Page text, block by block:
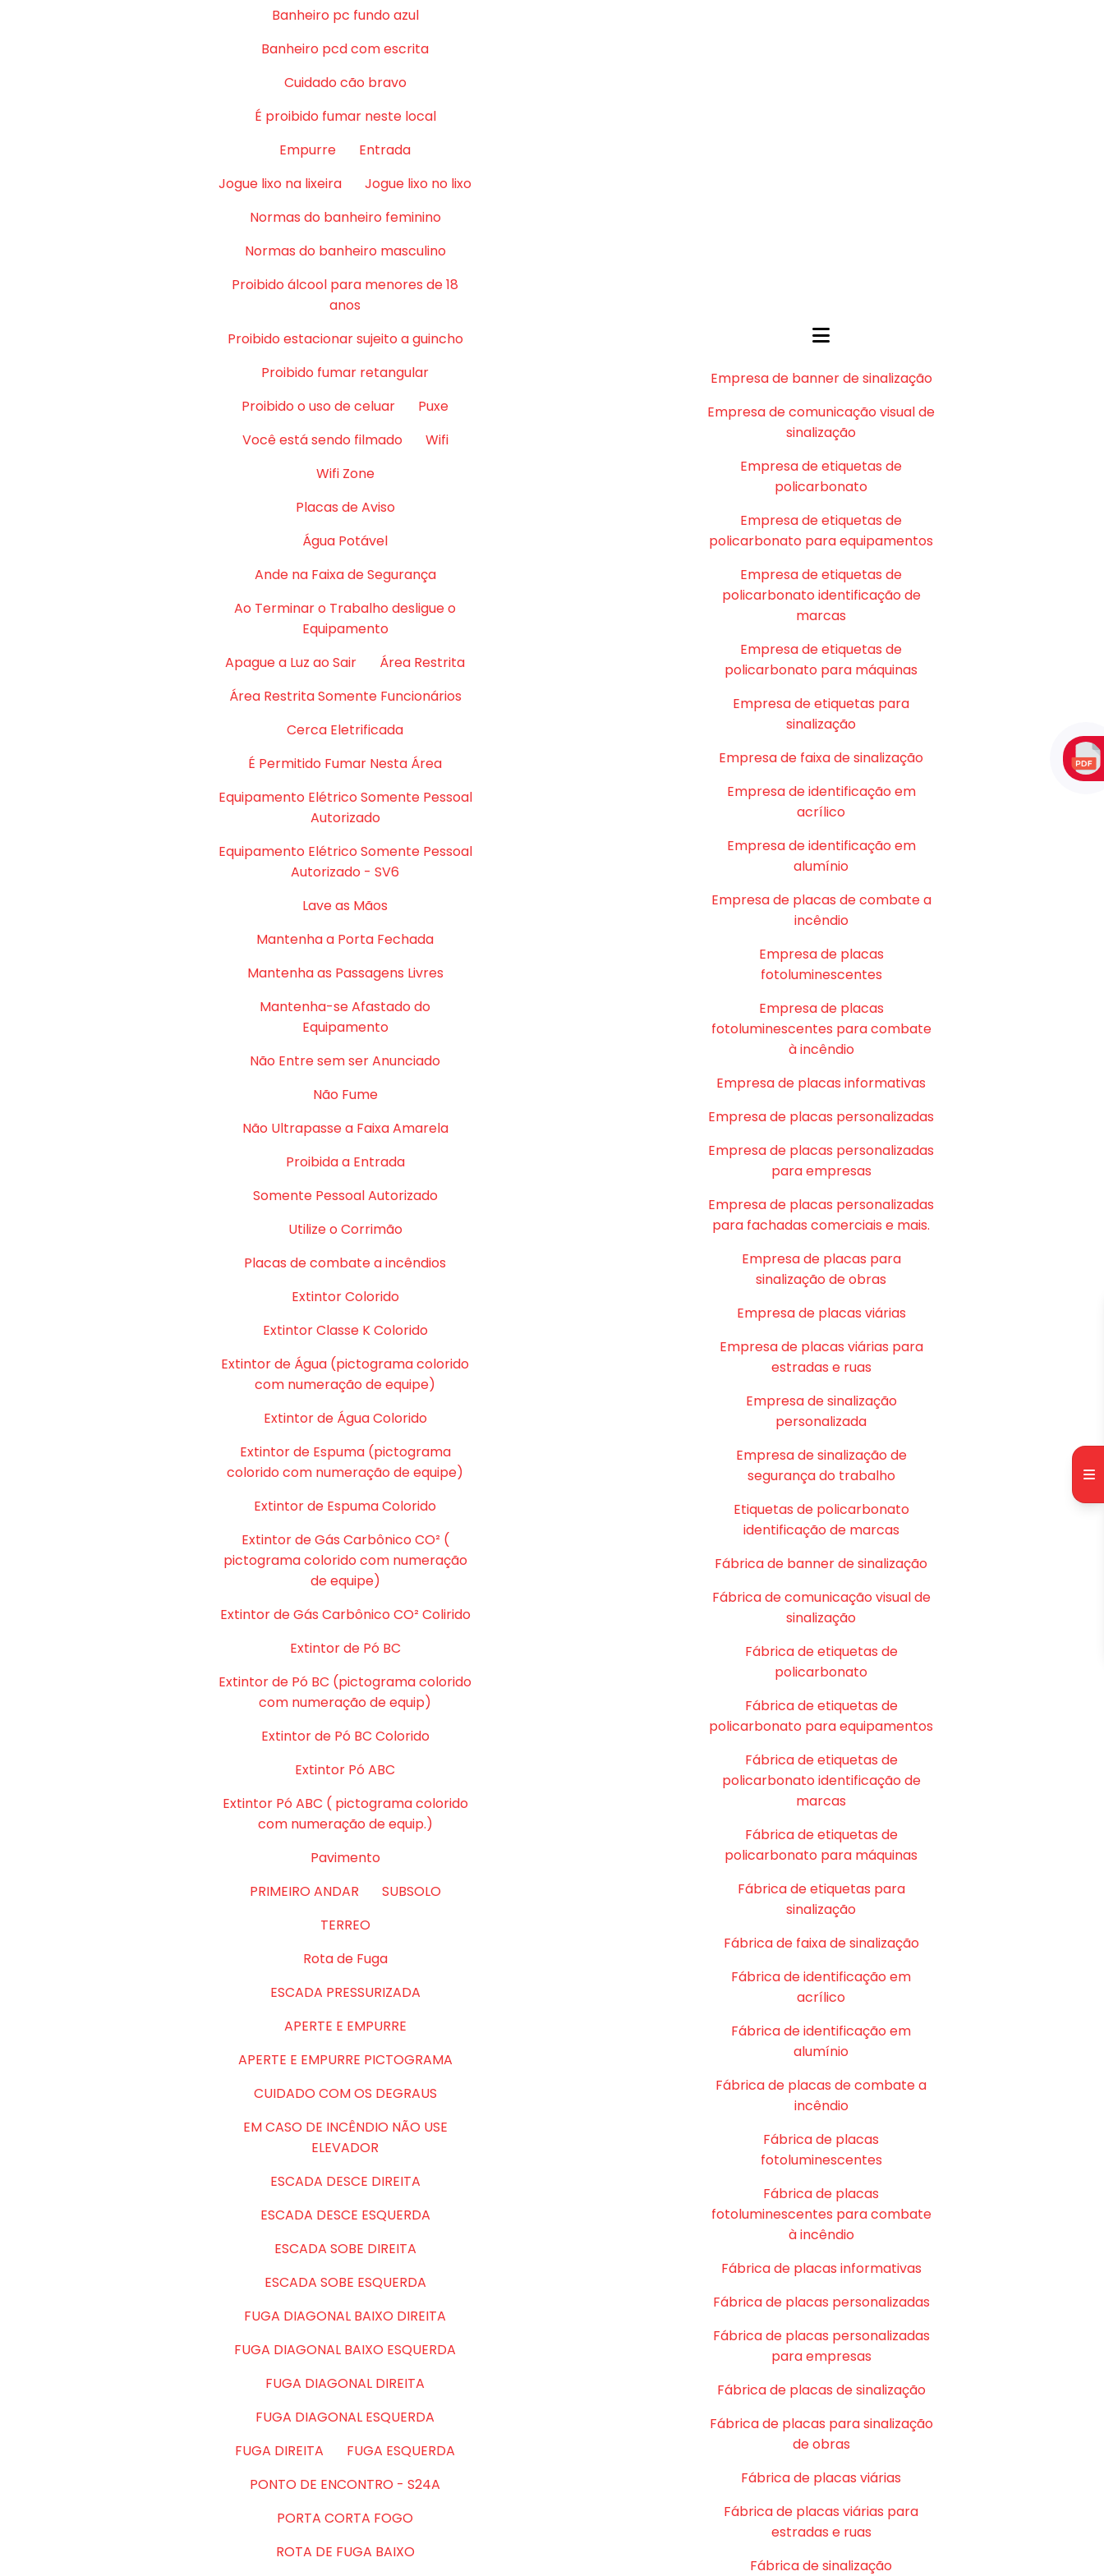
Banheiro pc fundo azul
Banheiro pcd com escrita
Cuidado cão bravo
É proibido fumar neste local
Empurre
Entrada
Jogue lixo na lixeira
Jogue lixo no lixo
Normas do banheiro feminino
Normas do banheiro masculino
Proibido álcool para menores de 18
anos
Proibido estacionar sujeito a guincho
Proibido fumar retangular
Proibido o uso de celuar
Puxe
Você está sendo filmado
Wifi
Wifi Zone
Placas de Aviso
Água Potável
Ande na Faixa de Segurança
Ao Terminar o Trabalho desligue o
Equipamento
Apague a Luz ao Sair
Área Restrita
Área Restrita Somente Funcionários
Cerca Eletrificada
É Permitido Fumar Nesta Área
Equipamento Elétrico Somente Pessoal
Autorizado
Equipamento Elétrico Somente Pessoal
Autorizado - SV6
Lave as Mãos
Mantenha a Porta Fechada
Mantenha as Passagens Livres
Mantenha-se Afastado do
Equipamento
Não Entre sem ser Anunciado
Não Fume
Não Ultrapasse a Faixa Amarela
Proibida a Entrada
Somente Pessoal Autorizado
Utilize o Corrimão
Placas de combate a incêndios
Extintor Colorido
Extintor Classe K Colorido
Extintor de Água (pictograma colorido
com numeração de equipe)
Extintor de Água Colorido
Extintor de Espuma (pictograma
colorido com numeração de equipe)
Extintor de Espuma Colorido
Extintor de Gás Carbônico CO² (
pictograma colorido com numeração
de equipe)
Extintor de Gás Carbônico CO² Colirido
Extintor de Pó BC
Extintor de Pó BC (pictograma colorido
com numeração de equip)
Extintor de Pó BC Colorido
Extintor Pó ABC
Extintor Pó ABC ( pictograma colorido
com numeração de equip.)
Pavimento
PRIMEIRO ANDAR
SUBSOLO
TERREO
Rota de Fuga
ESCADA PRESSURIZADA
APERTE E EMPURRE
APERTE E EMPURRE PICTOGRAMA
CUIDADO COM OS DEGRAUS
EM CASO DE INCÊNDIO NÃO USE
ELEVADOR
ESCADA DESCE DIREITA
ESCADA DESCE ESQUERDA
ESCADA SOBE DIREITA
ESCADA SOBE ESQUERDA
FUGA DIAGONAL BAIXO DIREITA
FUGA DIAGONAL BAIXO ESQUERDA
FUGA DIAGONAL DIREITA
FUGA DIAGONAL ESQUERDA
FUGA DIREITA
FUGA ESQUERDA
PONTO DE ENCONTRO - S24A
PORTA CORTA FOGO
ROTA DE FUGA BAIXO
Empresa de banner de sinalização
Empresa de comunicação visual de
sinalização
Empresa de etiquetas de
policarbonato
Empresa de etiquetas de
policarbonato para equipamentos
Empresa de etiquetas de
policarbonato identificação de
marcas
Empresa de etiquetas de
policarbonato para máquinas
Empresa de etiquetas para
sinalização
Empresa de faixa de sinalização
Empresa de identificação em
acrílico
Empresa de identificação em
alumínio
Empresa de placas de combate a
incêndio
Empresa de placas
fotoluminescentes
Empresa de placas
fotoluminescentes para combate
à incêndio
Empresa de placas informativas
Empresa de placas personalizadas
Empresa de placas personalizadas
para empresas
Empresa de placas personalizadas
para fachadas comerciais e mais.
Empresa de placas para
sinalização de obras
Empresa de placas viárias
Empresa de placas viárias para
estradas e ruas
Empresa de sinalização
personalizada
Empresa de sinalização de
segurança do trabalho
Etiquetas de policarbonato
identificação de marcas
Fábrica de banner de sinalização
Fábrica de comunicação visual de
sinalização
Fábrica de etiquetas de
policarbonato
Fábrica de etiquetas de
policarbonato para equipamentos
Fábrica de etiquetas de
policarbonato identificação de
marcas
Fábrica de etiquetas de
policarbonato para máquinas
Fábrica de etiquetas para
sinalização
Fábrica de faixa de sinalização
Fábrica de identificação em
acrílico
Fábrica de identificação em
alumínio
Fábrica de placas de combate a
incêndio
Fábrica de placas
fotoluminescentes
Fábrica de placas
fotoluminescentes para combate
à incêndio
Fábrica de placas informativas
Fábrica de placas personalizadas
Fábrica de placas personalizadas
para empresas
Fábrica de placas de sinalização
Fábrica de placas para sinalização
de obras
Fábrica de placas viárias
Fábrica de placas viárias para
estradas e ruas
Fábrica de sinalização